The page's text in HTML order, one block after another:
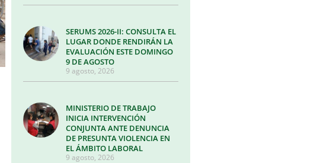
SERUMS 2026-II: CONSULTA EL
LUGAR DONDE RENDIRÁN LA
EVALUACIÓN ESTE DOMINGO
9 DE AGOSTO
9 agosto, 2026
MINISTERIO DE TRABAJO
INICIA INTERVENCIÓN
CONJUNTA ANTE DENUNCIA
DE PRESUNTA VIOLENCIA EN
EL ÁMBITO LABORAL
9 agosto, 2026